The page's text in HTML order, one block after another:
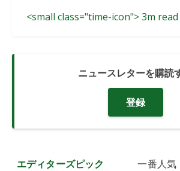
<small class="time-icon"> 3m
ニュースレターを購読
登録
エディターズピック 一番人気